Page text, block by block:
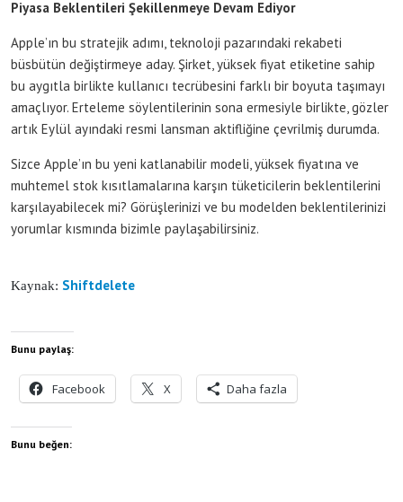
Piyasa Beklentileri Şekillenmeye Devam Ediyor
Apple’ın bu stratejik adımı, teknoloji pazarındaki rekabeti
büsbütün değiştirmeye aday. Şirket, yüksek fiyat etiketine sahip
bu aygıtla birlikte kullanıcı tecrübesini farklı bir boyuta taşımayı
amaçlıyor. Erteleme söylentilerinin sona ermesiyle birlikte, gözler
artık Eylül ayındaki resmi lansman aktifliğine çevrilmiş durumda.
Sizce Apple’ın bu yeni katlanabilir modeli, yüksek fiyatına ve
muhtemel stok kısıtlamalarına karşın tüketicilerin beklentilerini
karşılayabilecek mi? Görüşlerinizi ve bu modelden beklentilerinizi
yorumlar kısmında bizimle paylaşabilirsiniz.
Kaynak: Shiftdelete
Bunu paylaş:
Facebook X Daha fazla
Bunu beğen: